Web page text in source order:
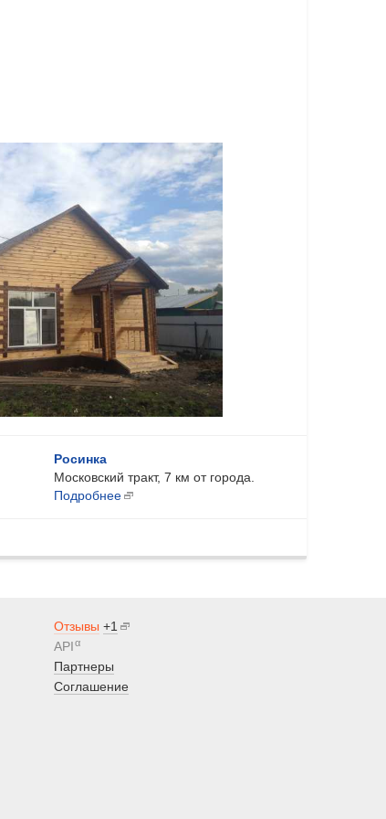
Росинка
Московский тракт, 7 км от города.
Подробнее
Отзывы +1
APIα
Партнеры
Соглашение